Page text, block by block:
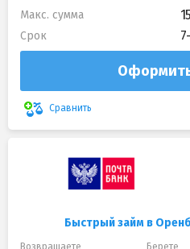
Макс. сумма
Срок
Сравнить
Быстрый займ в
Возвращаете Берете